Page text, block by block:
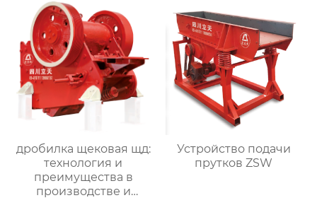
дробилка щековая щд:
технология и
преимущества в
производстве и
Устройство подачи
прутков ZSW